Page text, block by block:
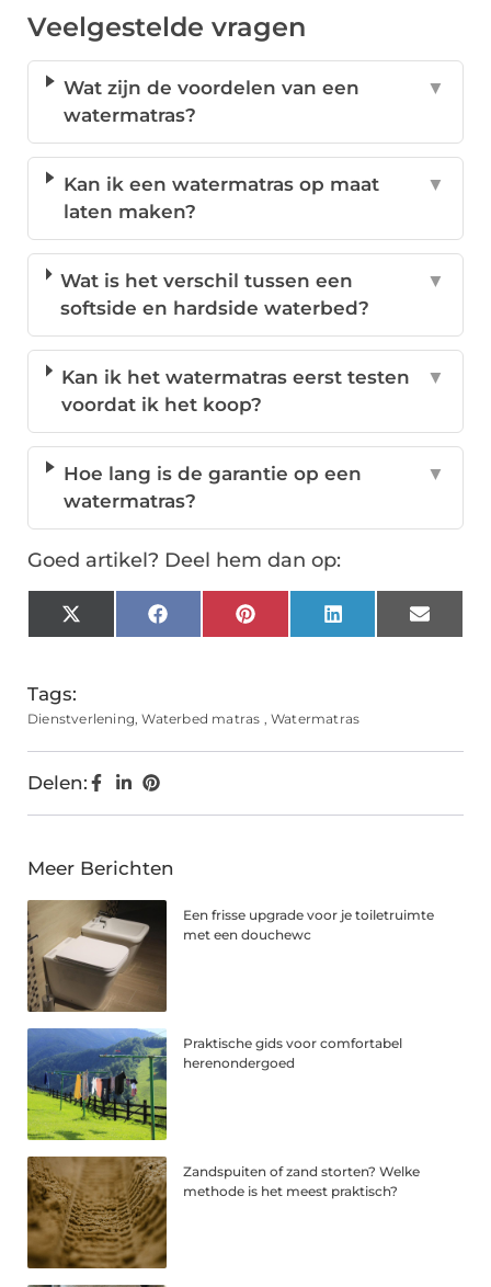
Veelgestelde vragen
Wat zijn de voordelen van een
watermatras?
▼
Kan ik een watermatras op maat
laten maken?
▼
Wat is het verschil tussen een
softside en hardside waterbed?
▼
Kan ik het watermatras eerst testen
voordat ik het koop?
▼
Hoe lang is de garantie op een
watermatras?
▼
Goed artikel? Deel hem dan op:
X
(Twitter)
FacebookPinterestLinkedInEmail
Tags:
Dienstverlening,Waterbed matras ,Watermatras
Delen:
Meer Berichten
Een frisse upgrade voor je toiletruimte
met een douchewc
Praktische gids voor comfortabel
herenondergoed
Zandspuiten of zand storten? Welke
methode is het meest praktisch?